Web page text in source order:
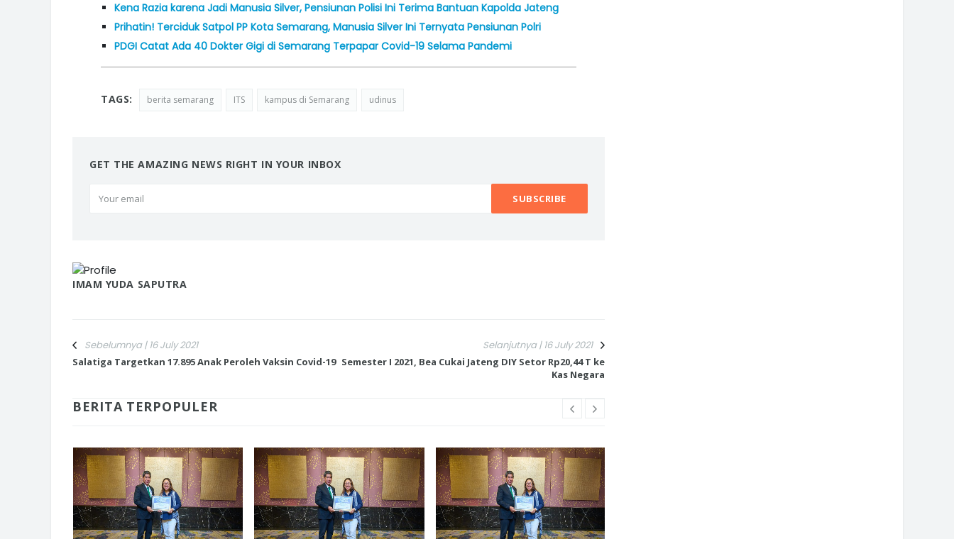
Kena Razia karena Jadi Manusia Silver, Pensiunan Polisi Ini Terima Bantuan Kapolda Jateng
Prihatin! Terciduk Satpol PP Kota Semarang, Manusia Silver Ini Ternyata Pensiunan Polri
PDGI Catat Ada 40 Dokter Gigi di Semarang Terpapar Covid-19 Selama Pandemi
TAGS: berita semarang ITS kampus di Semarang udinus
GET THE AMAZING NEWS RIGHT IN YOUR INBOX
IMAM YUDA SAPUTRA
Sebelumnya | 16 July 2021
Salatiga Targetkan 17.895 Anak Peroleh Vaksin Covid-19
Selanjutnya | 16 July 2021
Semester I 2021, Bea Cukai Jateng DIY Setor Rp20,44 T ke
Kas Negara
BERITA TERPOPULER